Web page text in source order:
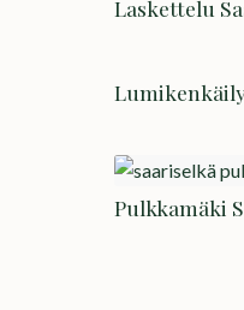
Laskettelu
Pulkkamäki